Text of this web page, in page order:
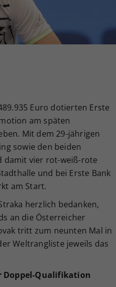
Euro dotierten Erste
am späten
Mit dem 29-jährigen
sowie den beiden
damit vier rot-weiß-rote
und bei Erste Bank
am Start.
herzlich bedanken,
an die Österreicher
tritt zum neunten Mal in
Weltrangliste jeweils das
Doppel-Qualifikation
Einstellungen, falls der
Betreiber dies eingestellt hat.